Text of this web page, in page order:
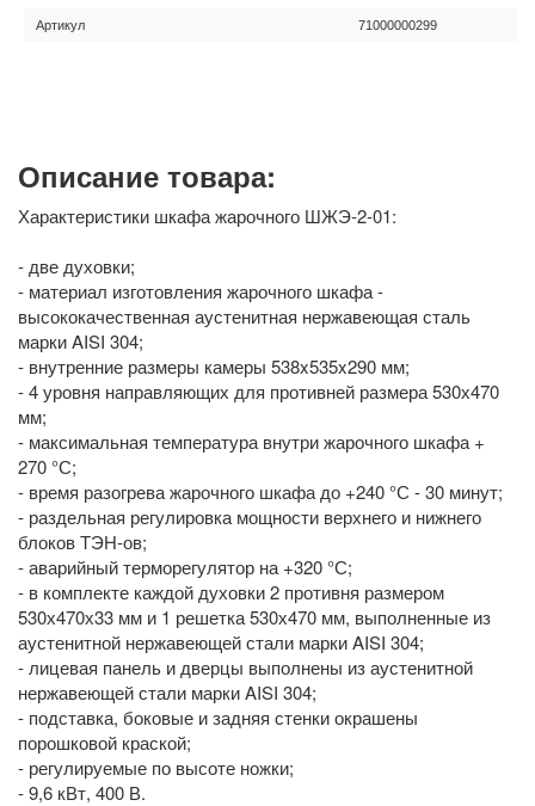
Артикул 71000000299
Описание товара:
Характеристики шкафа жарочного ШЖЭ-2-01:
​- две духовки;
​- материал изготовления жарочного шкафа -
высококачественная аустенитная нержавеющая сталь
марки AISI 304;
- внутренние размеры камеры 538x535x290 мм;
- 4 уровня направляющих для противней размера 530х470
мм;
- максимальная температура внутри жарочного шкафа +
270 °С;
- время разогрева жарочного шкафа до +240 °С - 30 минут;
- раздельная регулировка мощности верхнего и нижнего
блоков ТЭН-ов;
- аварийный терморегулятор на +320 °С;
- в комплекте каждой духовки 2 противня размером
530х470х33 мм и 1 решетка 530х470 мм, выполненные из
аустенитной нержавеющей стали марки AISI 304;
- лицевая панель и дверцы выполнены из аустенитной
нержавеющей стали марки AISI 304;
- подставка, боковые и задняя стенки окрашены
порошковой краской;
- регулируемые по высоте ножки;
- 9,6 кВт, 400 В.